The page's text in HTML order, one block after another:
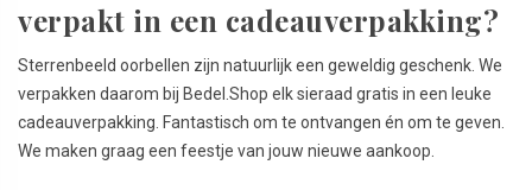
verpakt in een cadeauverpakking?
Sterrenbeeld oorbellen zijn natuurlijk een geweldig geschenk. We
verpakken daarom bij Bedel.Shop elk sieraad gratis in een leuke
cadeauverpakking. Fantastisch om te ontvangen én om te geven.
We maken graag een feestje van jouw nieuwe aankoop.